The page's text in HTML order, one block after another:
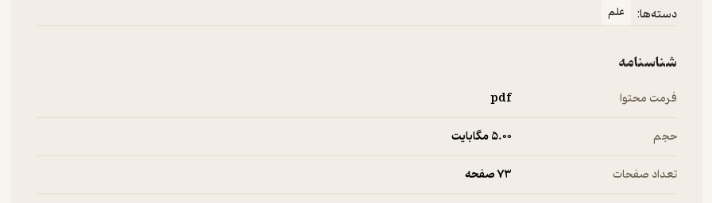
دسته‌ها: علم
شناسنامه
فرمت محتوا pdf
حجم 5.۰۰ مگابایت
تعداد صفحات 73 صفحه